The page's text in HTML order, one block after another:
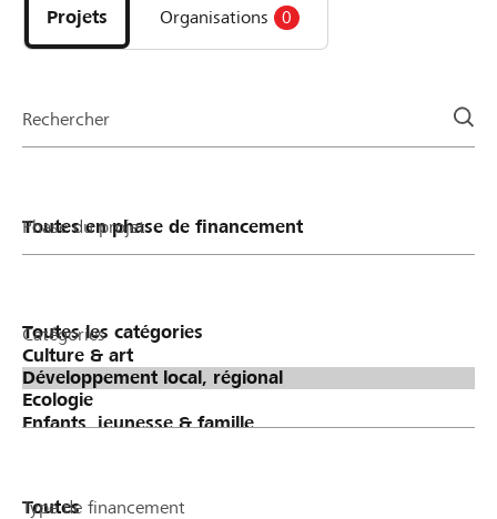
projets
et
la
Projets Organisations 0
Rechercher
Phase du projet
Catégories
Type de financement